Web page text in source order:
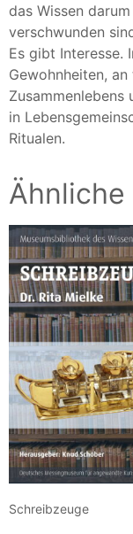
das Wissen
verschwunden
Es gibt Interesse.
Gewohnheiten,
in
Ritualen.
Schreibzeuge